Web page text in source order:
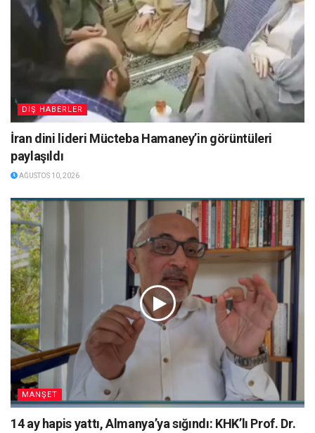
DIŞ HABERLER
İran dini lideri Mücteba Hamaney’in görüntüleri
paylaşıldı
AĞUSTOS 10, 2026
MANŞET
14 ay hapis yattı, Almanya’ya sığındı: KHK’lı Prof. Dr.